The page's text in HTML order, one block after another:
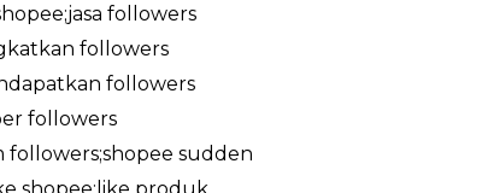
followers
followers
followers
followers
followers;shopee sudden
shopee;like produk